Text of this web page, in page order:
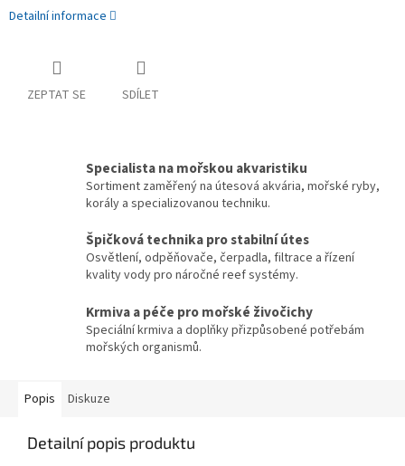
Detailní informace
ZEPTAT SE SDÍLET
Specialista na mořskou akvaristiku
Sortiment zaměřený na útesová akvária, mořské ryby,
korály a specializovanou techniku.
Špičková technika pro stabilní útes
Osvětlení, odpěňovače, čerpadla, filtrace a řízení
kvality vody pro náročné reef systémy.
Krmiva a péče pro mořské živočichy
Speciální krmiva a doplňky přizpůsobené potřebám
mořských organismů.
Popis Diskuze
Detailní popis produktu